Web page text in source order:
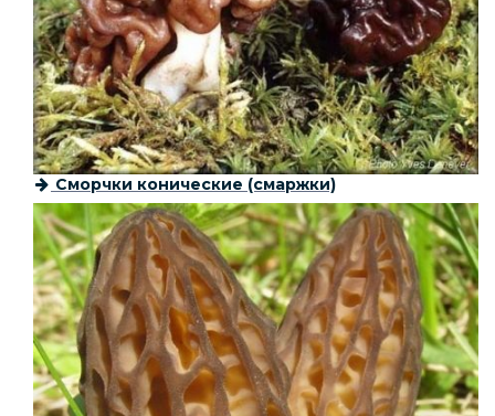
Сморчки конические (смаржки)